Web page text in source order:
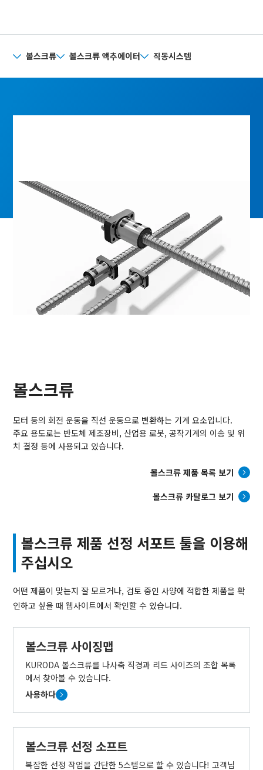
볼스크류 볼스크류 액추에이터 직동시스템
볼스크류
모터 등의 회전 운동을 직선 운동으로 변환하는 기계 요소입니다.
주요 용도로는 반도체 제조장비, 산업용 로봇, 공작기계의 이송 및 위
치 결정 등에 사용되고 있습니다.
볼스크류 제품 목록 보기
볼스크류 카탈로그 보기
볼스크류 제품 선정 서포트 툴을 이용해
주십시오
어떤 제품이 맞는지 잘 모르거나, 검토 중인 사양에 적합한 제품을 확
인하고 싶을 때 웹사이트에서 확인할 수 있습니다.
볼스크류 사이징맵
KURODA 볼스크류를 나사축 직경과 리드 사이즈의 조합 목록
에서 찾아볼 수 있습니다.
사용하다
볼스크류 선정 소프트
복잡한 선정 작업을 간단한 5스텝으로 할 수 있습니다! 고객님